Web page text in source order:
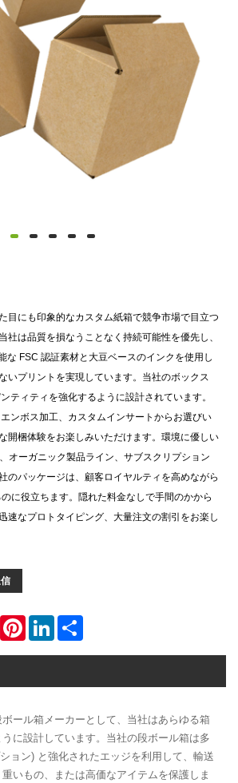
目にも印象的なカスタム紙箱で競争市場で目立つ
社は品質を損なうことなく持続可能性を優先し、
な FSC 認証素材と大豆ベースのインクを使用し
いプリントを実現しています。当社のボックス
ティティを強化するように設計されています。
ンボス加工、カスタムインサートからお選びい
開梱体験をお楽しみいただけます。環境に優しい
オーガニック製品ライン、サブスクリプション
のパッケージは、顧客ロイヤルティを高めながら
に役立ちます。隠れた料金なしで手間のかから
速なプロトタイピング、大量注文の割引をお楽し
WhatsAppPinterestLinkedIn
ール箱メーカーとして、当社はあらゆる箱
に設計しています。当社の段ボール箱は多
ョン) と強化されたエッジを利用して、輸送
いもの、または高価なアイテムを保護しま